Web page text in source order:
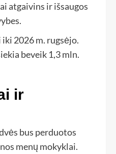
atgaivins ir išsaugos
2026 m. rugsėjo.
beveik 1,3 mln.
ir
bus perduotos
menų mokyklai.